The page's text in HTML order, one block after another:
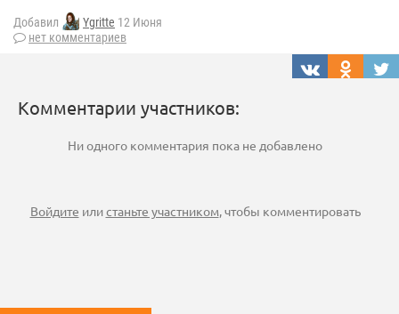
Добавил Ygritte 12 Июня
нет комментариев
Комментарии участников:
Ни одного комментария пока не добавлено
Войдите илистаньте участником, чтобы комментировать